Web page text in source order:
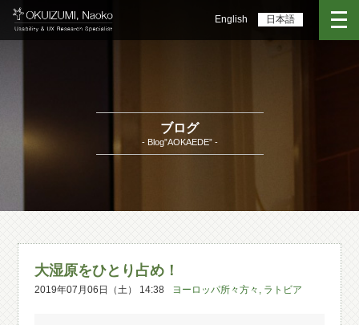
English 日本語
ブログ
- Blog”AOKAEDE” -
大湿原をひとり占め！
2019年07月06日（土） 14:38 ヨーロッパ所々方々 , ラトビア